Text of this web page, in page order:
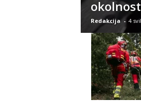
Redakcija - 4